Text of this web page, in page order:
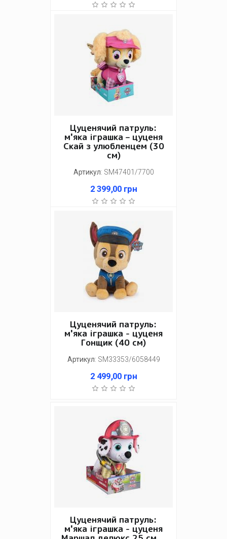
Цуценячий патруль:
м'яка іграшка – цуценя
Скай з улюбленцем (30
см)
Артикул: SM47401/7700
2 399,00 грн
Цуценячий патруль:
м'яка іграшка - цуценя
Гонщик (40 см)
Артикул: SM33353/6058449
2 499,00 грн
Цуценячий патруль:
м'яка іграшка - цуценя